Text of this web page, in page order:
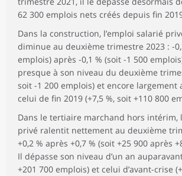
62 300 emplois nets créés depuis fin
Dans la construction, l’emploi salarié
diminue au deuxième trimestre 2023 : -
emplois) après -0,1 % (soit -1 500
presque à son niveau du deuxième
soit -1 200 emplois) et encore largement
celui de fin 2019 (+7,5 %, soit +110 800
Dans le tertiaire marchand hors intérim,
privé ralentit nettement au deuxième
+0,2 % après +0,7 % (soit +25 900 après
Il dépasse son niveau d’un an
+201 700 emplois) et celui d’avant-crise